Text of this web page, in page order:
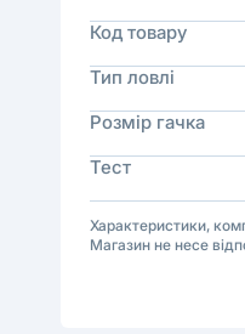
Код товару
Тип ловлі
Розмір гачка
Тест
Характеристики,
Магазин не несе